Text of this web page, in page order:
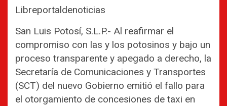
Libreportaldenoticias
San Luis Potosí, S.L.P.- Al reafirmar el
compromiso con las y los potosinos y bajo un
proceso transparente y apegado a derecho, la
Secretaría de Comunicaciones y Transportes
(SCT) del nuevo Gobierno emitió el fallo para
el otorgamiento de concesiones de taxi en